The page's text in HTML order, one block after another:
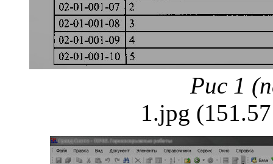
Рис 1
1.jpg